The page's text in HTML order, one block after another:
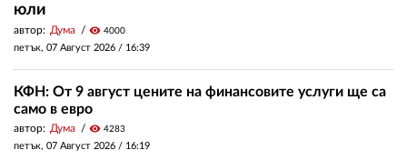
юли
автор: Дума visibility 4000
петък, 07 Август 2026 / 16:39
КФН: От 9 август цените на финансовите услуги ще са
само в евро
автор: Дума visibility 4283
петък, 07 Август 2026 / 16:19